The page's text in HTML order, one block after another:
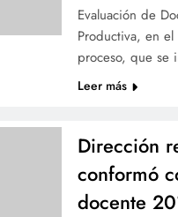
Evaluación de
Productiva, en
proceso, que se
Leer más
Dirección
conformó
docente